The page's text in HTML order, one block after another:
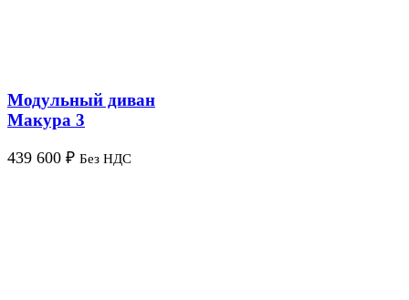
Модульный диван
Макура 3
439 600 ₽ Без НДС